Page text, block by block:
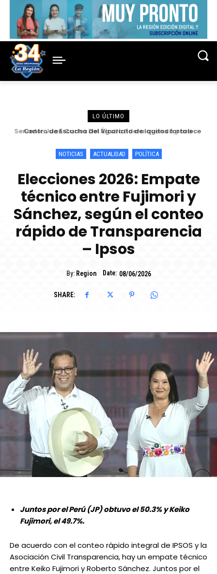
LO ÚLTIMO
Centro de Escucha del Vicariato de Iquitos fortalece
NOTICIAS ACTUALIDAD POLÍTICA
Elecciones 2026: Empate
técnico entre Fujimori y
Sánchez, según el conteo
rápido de Transparencia
– Ipsos
By: Region Date: 08/06/2026
SHARE:
Juntos por el Perú (JP) obtuvo el 50.3% y Keiko
Fujimori, el 49.7%.
De acuerdo con el conteo rápido integral de IPSOS y la
Asociación Civil Transparencia, hay un empate técnico
entre Keiko Fujimori y Roberto Sánchez. Juntos por el